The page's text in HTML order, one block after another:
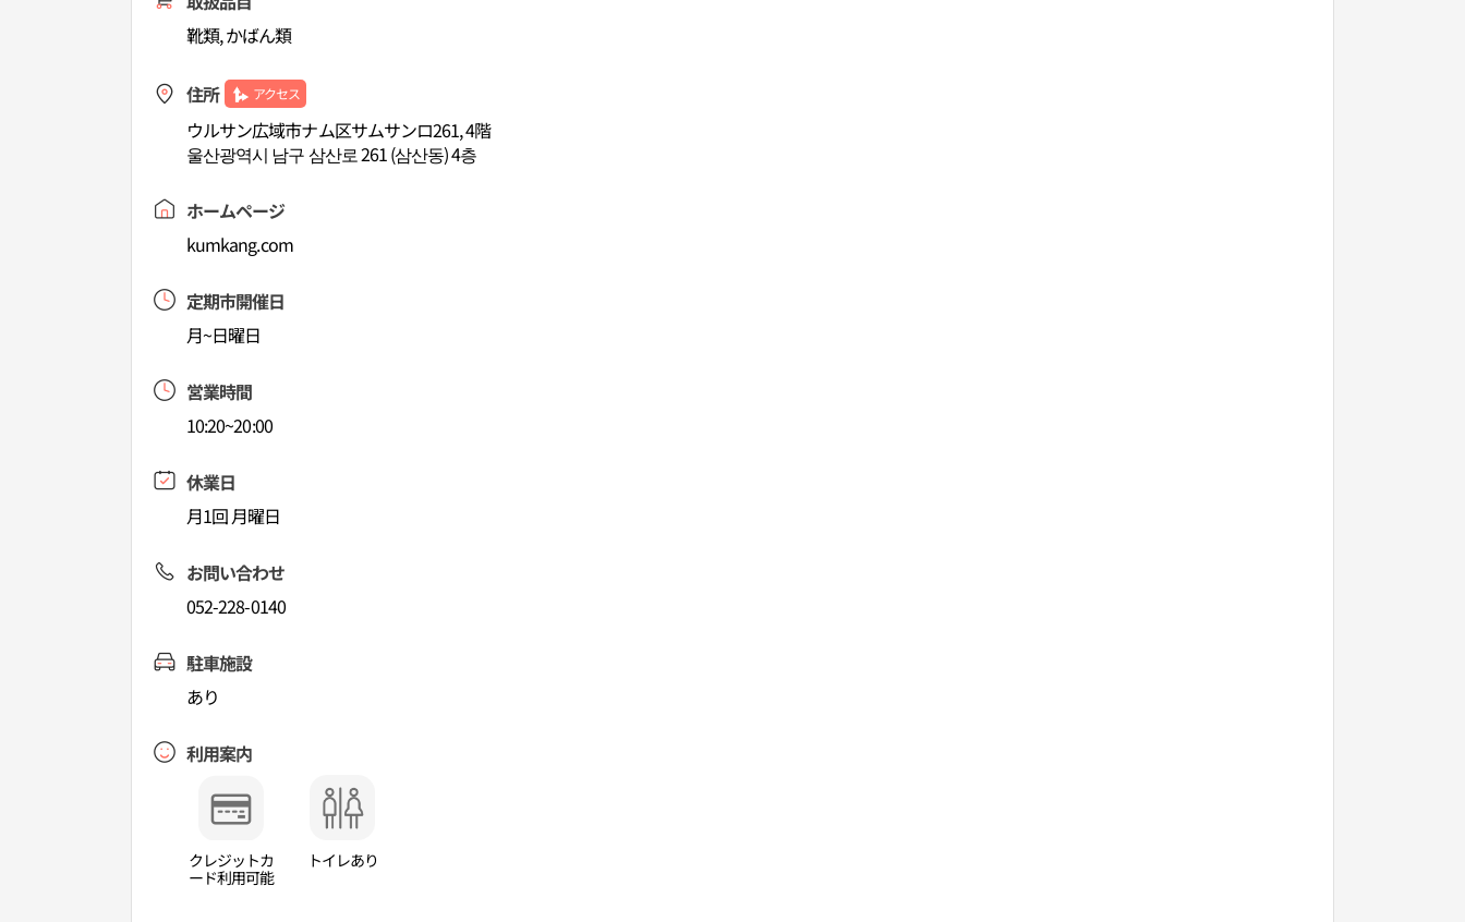
靴類, かばん類
住所 アクセス
ウルサン広域市ナム区サムサンロ261, 4階
울산광역시 남구 삼산로 261 (삼산동) 4층
ホームページ
kumkang.com
定期市開催日
月~日曜日
営業時間
10:20~20:00
休業日
月1回 月曜日
お問い合わせ
052-228-0140
駐車施設
あり
利用案内
クレジットカ
ード利用可能
トイレあり